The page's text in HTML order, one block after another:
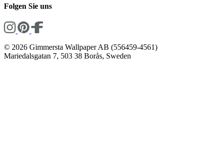
Folgen Sie uns
© 2026 Gimmersta Wallpaper AB (556459-4561)
Mariedalsgatan 7, 503 38 Borås, Sweden